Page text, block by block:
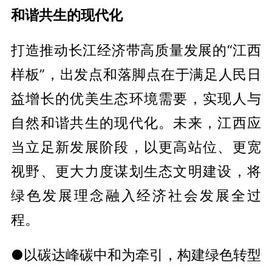
和谐共生的现代化
打造推动长江经济带高质量发展的“江西
样板”，出发点和落脚点在于满足人民日
益增长的优美生态环境需要，实现人与
自然和谐共生的现代化。未来，江西应
当立足新发展阶段，以更高站位、更宽
视野、更大力度谋划生态文明建设，将
绿色发展理念融入经济社会发展全过
程。
●以碳达峰碳中和为牵引，构建绿色转型